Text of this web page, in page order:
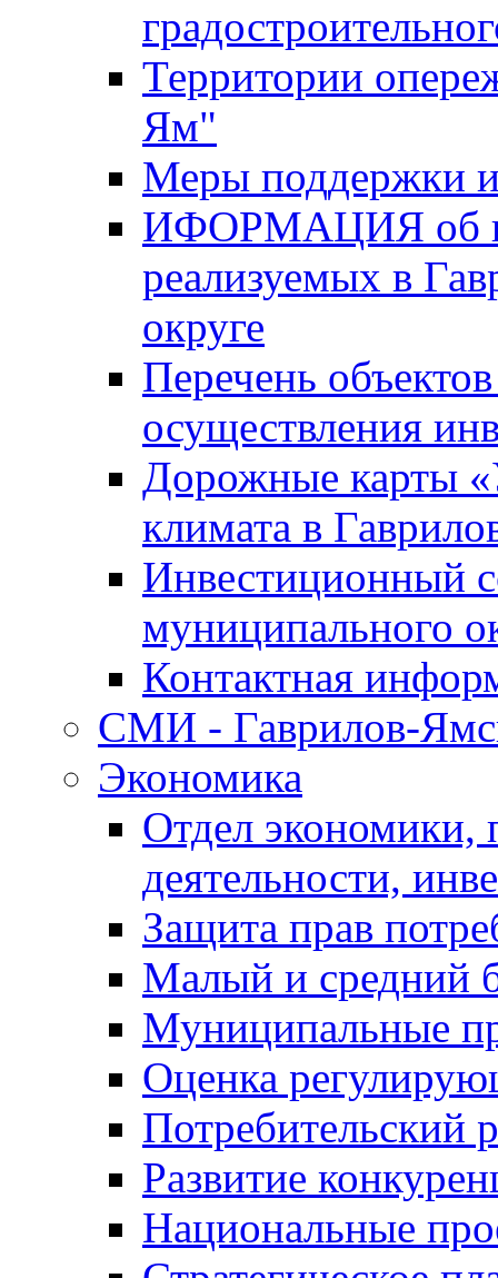
Территории
Ям"
Меры поддержки
ИФОРМАЦИЯ об
реализуемых в
округе
Перечень
осуществления
Дорожные карты
климата в
Инвестиционный
муниципального
Контактная
СМИ - Гаврилов-
Экономика
Отдел экономики,
деятельности,
Защита прав
Малый и средний
Муниципальные
Оценка
Потребительский
Развитие
Национальные